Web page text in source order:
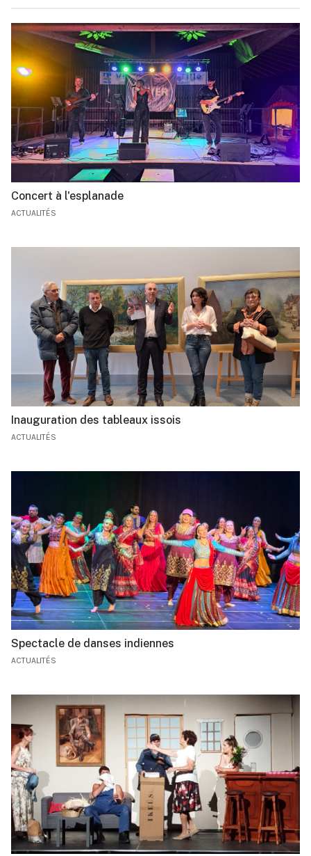
Concert à l'esplanade
ACTUALITÉS
Inauguration des tableaux issois
ACTUALITÉS
Spectacle de danses indiennes
ACTUALITÉS